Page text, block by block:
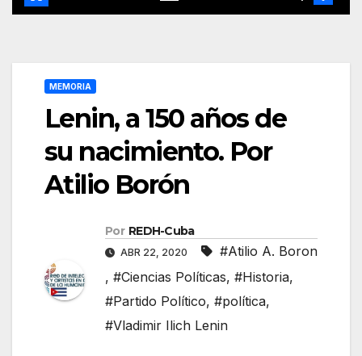
MEMORIA
Lenin, a 150 años de
su nacimiento. Por
Atilio Borón
Por REDH-Cuba
ABR 22, 2020
#Atilio A. Boron
, #Ciencias Políticas, #Historia,
#Partido Político, #política,
#Vladimir Ilich Lenin